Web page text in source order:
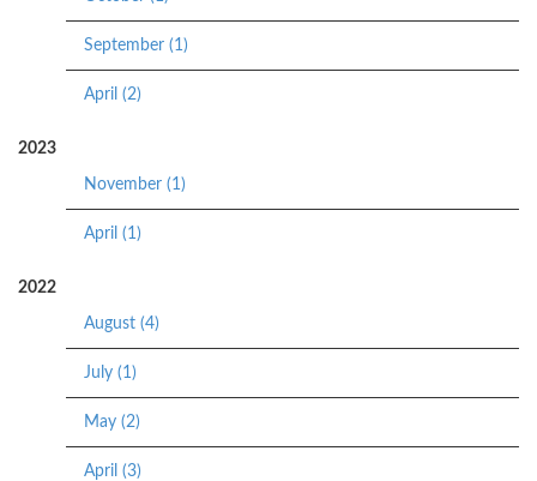
September (1)
April (2)
2023
November (1)
April (1)
2022
August (4)
July (1)
May (2)
April (3)